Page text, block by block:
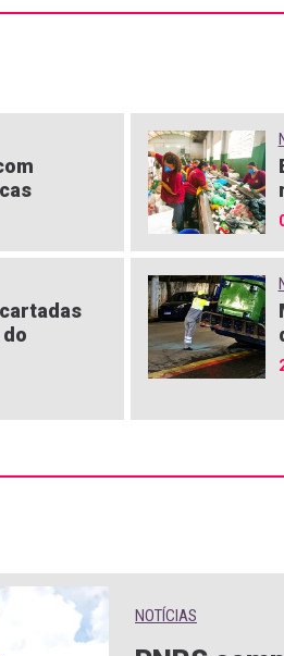
NOTÍCIAS